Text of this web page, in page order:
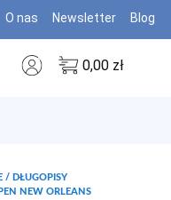
O nas Newsletter Blog
0,00 zł
/ DŁUGOPISY
NEW ORLEANS